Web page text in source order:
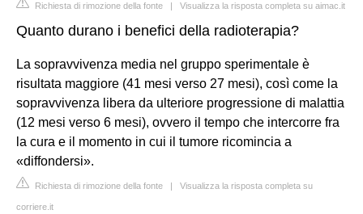
Richiesta di rimozione della fonte | Visualizza la risposta completa su aimac.it
Quanto durano i benefici della radioterapia?
La sopravvivenza media nel gruppo sperimentale è
risultata maggiore (41 mesi verso 27 mesi), così come la
sopravvivenza libera da ulteriore progressione di malattia
(12 mesi verso 6 mesi), ovvero il tempo che intercorre fra
la cura e il momento in cui il tumore ricomincia a
«diffondersi».
Richiesta di rimozione della fonte | Visualizza la risposta completa su
corriere.it